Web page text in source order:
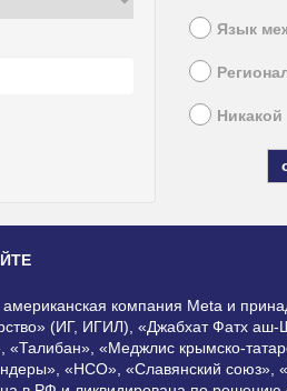
Язык
Никакой
компания Meta и
(ИГ, ИГИЛ), «Джабхат Фатх
«Меджлис крымско-
«НСО», «Славянский